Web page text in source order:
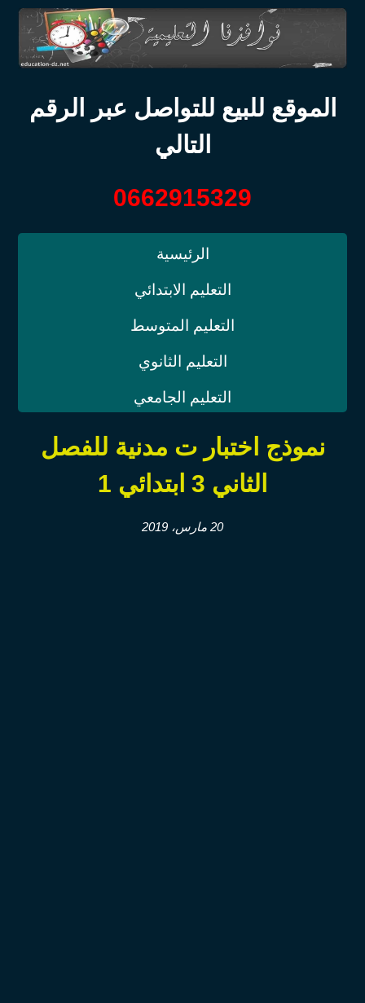
الموقع للبيع للتواصل عبر الرقم
التالي
0662915329
الرئيسية
التعليم الابتدائي
التعليم المتوسط
التعليم الثانوي
التعليم الجامعي
نموذج اختبار ت مدنية للفصل
الثاني 3 ابتدائي ‫1‫‬
20 مارس، 2019